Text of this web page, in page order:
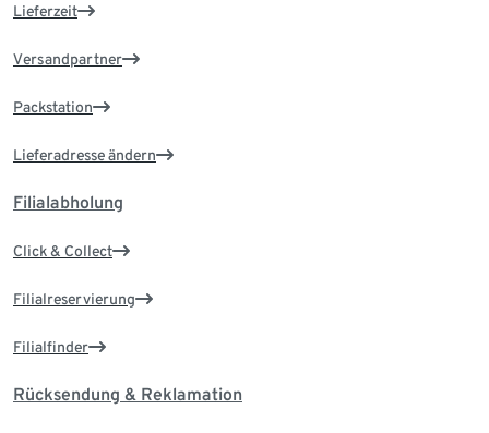
Lieferzeit
Versandpartner
Packstation
Lieferadresse ändern
Filialabholung
Click & Collect
Filialreservierung
Filialfinder
Rücksendung & Reklamation